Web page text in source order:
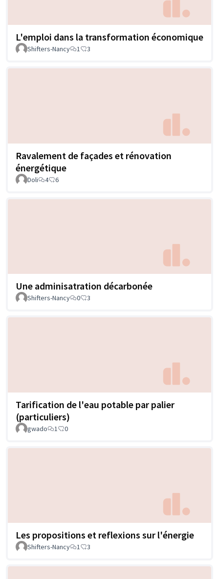
L'emploi dans la transformation économique
Shifters-Nancy 1 3
Ravalement de façades et rénovation
énergétique
Doli 4 6
Une adminisatration décarbonée
Shifters-Nancy 0 3
Tarification de l'eau potable par palier
(particuliers)
gwado 1 0
Les propositions et reflexions sur l'énergie
Shifters-Nancy 1 3